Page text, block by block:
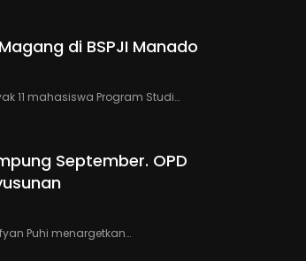
di BSPJI Manado
11 mahasiswa Program Studi…
September. OPD
Puhi menargetkan…